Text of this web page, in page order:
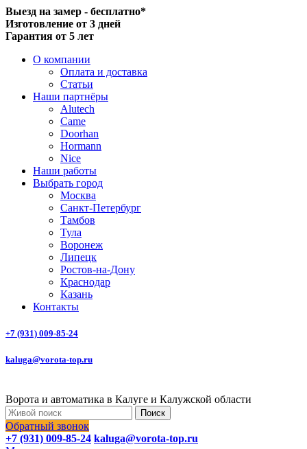
Выезд на замер - бесплатно*
Изготовление от 3 дней
Гарантия от 5 лет
О компании
Оплата и доставка
Статьи
Наши партнёры
Alutech
Came
Doorhan
Hormann
Nice
Наши работы
Выбрать город
Москва
Санкт-Петербург
Тамбов
Тула
Воронеж
Липецк
Ростов-на-Дону
Краснодар
Казань
Контакты
+7 (931) 009-85-24
kaluga@vorota-top.ru
Ворота и автоматика в Калуге и Калужской области
Поиск
Обратный звонок
+7 (931) 009-85-24 kaluga@vorota-top.ru